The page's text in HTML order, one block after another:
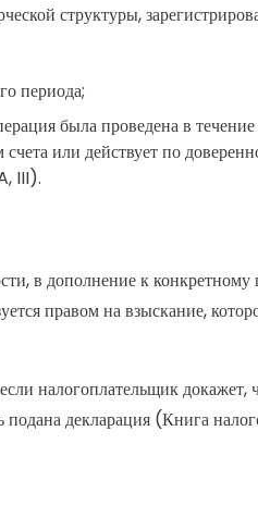
структуры,
периода;
была проведена в
счета или действует по
III).
в дополнение к
правом на взыскание,
налогоплательщик
декларация (Книга